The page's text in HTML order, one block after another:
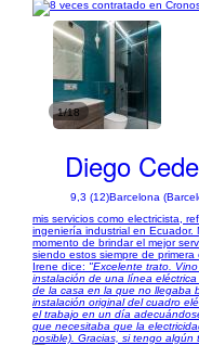
1/18
Diego
9,3 (12)Barcelona
mis servicios como electricista,
ingeniería industrial en
momento de brindar el mejor
siendo estos siempre de primera
Irene dice: "Excelente trato.
instalación de una línea
de la casa en la que no llegaba
instalación original del cuadro
el trabajo en un día
que necesitaba que la
posible). Gracias, si tengo algún